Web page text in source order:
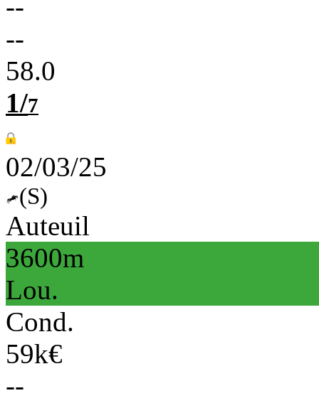
--
--
58.0
1/7
02/03/25
(S)
Auteuil
3600m
Lou.
Cond.
59k€
--